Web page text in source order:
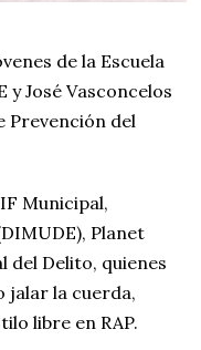
de la Escuela
y José Vasconcelos
Prevención del
Municipal,
Planet
del Delito, quienes
jalar la cuerda,
libre en RAP.